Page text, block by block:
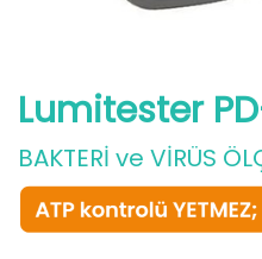
Lumitester
BAKTERİ ve VİRÜS